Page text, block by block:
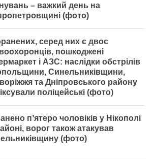
– важкий день на
(фото)
серед них є двоє
пошкоджені
і АЗС: наслідки обстрілів
Синельниківщини,
та Дніпровського району
поліцейські (фото)
пʼятеро чоловіків у Нікополі
ворог також атакував
(фото)